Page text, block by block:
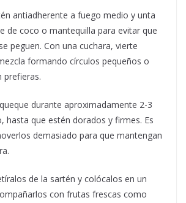
antiadherente a fuego medio y unta
de coco o mantequilla para evitar que
peguen. Con una cuchara, vierte
formando círculos pequeños o
prefieras.
durante aproximadamente 2-3
hasta que estén dorados y firmes. Es
demasiado para que mantengan
de la sartén y colócalos en un
con frutas frescas como